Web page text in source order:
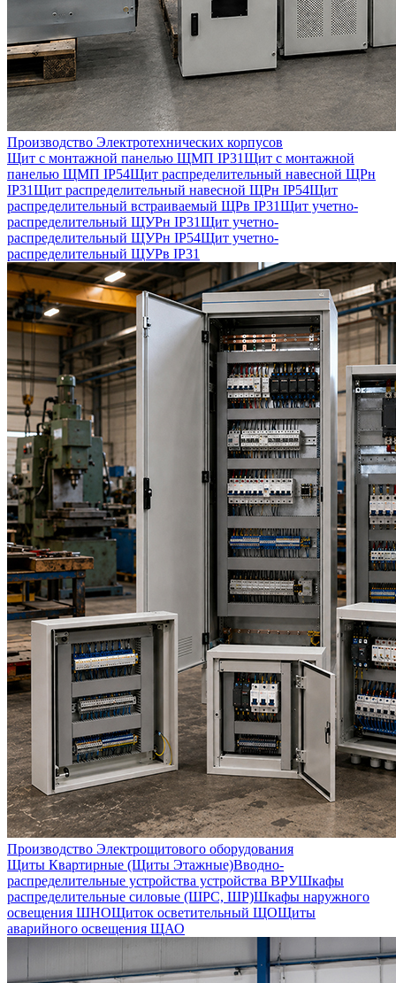
Производство Электротехнических корпусов
Щит с монтажной панелью ЩМП IP31Щит с монтажной
панелью ЩМП IP54Щит распределительный навесной ЩРн
IP31Щит распределительный навесной ЩРн IP54Щит
распределительный встраиваемый ЩРв IP31Щит учетно-
распределительный ЩУРн IP31Щит учетно-
распределительный ЩУРн IP54Щит учетно-
распределительный ЩУРв IP31
Производство Электрощитового оборудования
Щиты Квартирные (Щиты Этажные)Вводно-
распределительные устройства устройства ВРУШкафы
распределительные силовые (ШРС, ШР)Шкафы наружного
освещения ШНОЩиток осветительный ЩОЩиты
аварийного освещения ЩАО